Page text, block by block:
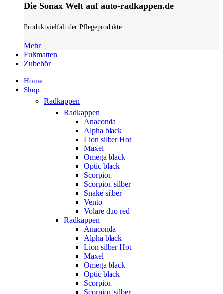
Die Sonax Welt auf auto-radkappen.de
Produktvielfalt der Pflegeprodukte
Mehr
Fußmatten
Zubehör
Home
Shop
Radkappen
Radkappen
Anaconda
Alpha black
Lion silberHot
Maxel
Omega black
Optic black
Scorpion
Scorpion silber
Snake silber
Vento
Volare duo red
Radkappen
Anaconda
Alpha black
Lion silberHot
Maxel
Omega black
Optic black
Scorpion
Scorpion silber